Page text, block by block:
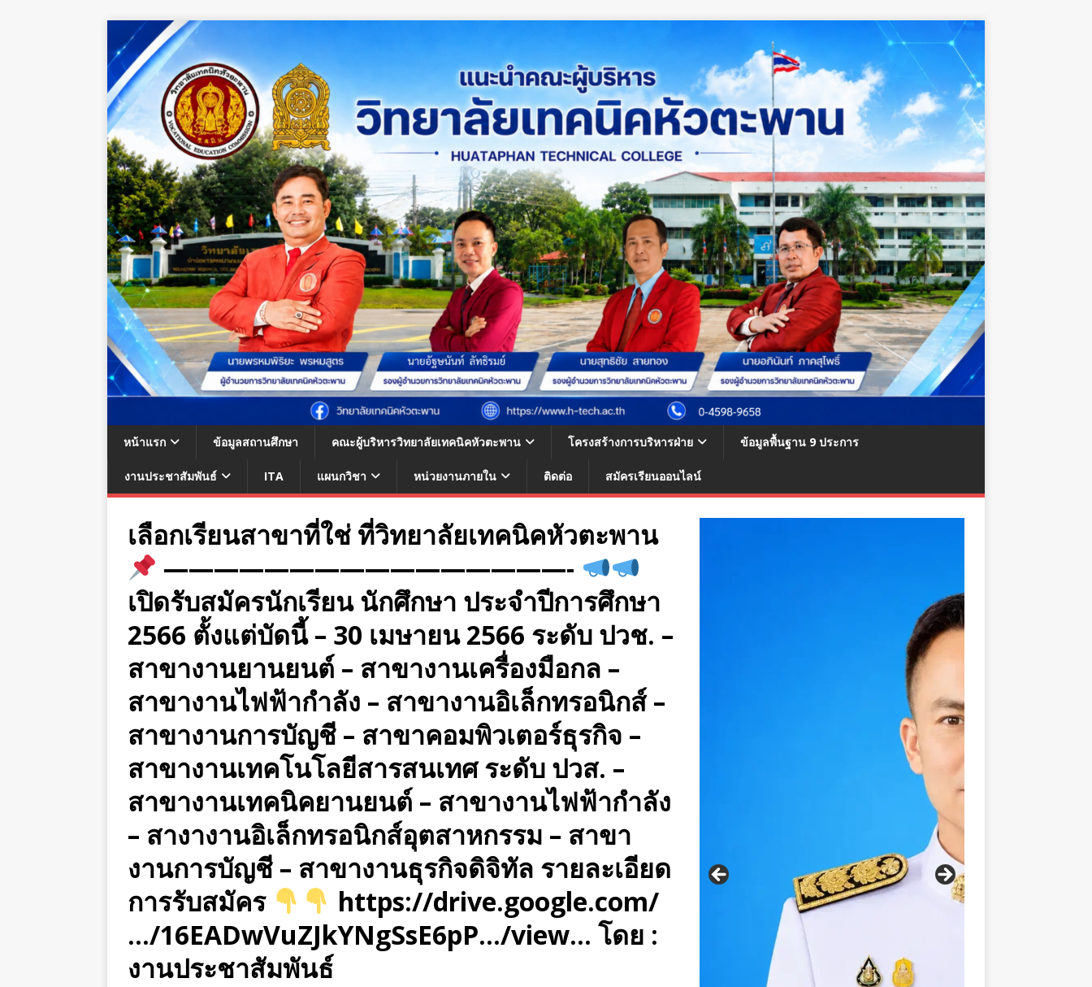
หน้าแรก ข้อมูลสถานศึกษา คณะผู้บริหารวิทยาลัยเทคนิคหัวตะพาน โครงสร้างการบริหารฝ่าย ข้อมูลพื้นฐาน 9 ประการ
งานประชาสัมพันธ์ ITA แผนกวิชา หน่วยงานภายใน ติดต่อ สมัครเรียนออนไลน์
เลือกเรียนสาขาที่ใช่ ที่วิทยาลัยเทคนิคหัวตะพาน
————————————————-
เปิดรับสมัครนักเรียน นักศึกษา ประจำปีการศึกษา
2566 ตั้งแต่บัดนี้ – 30 เมษายน 2566 ระดับ ปวช. –
สาขางานยานยนต์ – สาขางานเครื่องมือกล –
สาขางานไฟฟ้ากำลัง – สาขางานอิเล็กทรอนิกส์ –
สาขางานการบัญชี – สาขาคอมพิวเตอร์ธุรกิจ –
สาขางานเทคโนโลยีสารสนเทศ ระดับ ปวส. –
สาขางานเทคนิคยานยนต์ – สาขางานไฟฟ้ากำลัง
– สางางานอิเล็กทรอนิกส์อุตสาหกรรม – สาขา
งานการบัญชี – สาขางานธุรกิจดิจิทัล รายละเอียด
การรับสมัคร
https://drive.google.com/
…/16EADwVuZJkYNgSsE6pP…/view… โดย :
งานประชาสัมพันธ์